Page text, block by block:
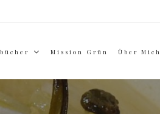
Mission Grün Über Mich